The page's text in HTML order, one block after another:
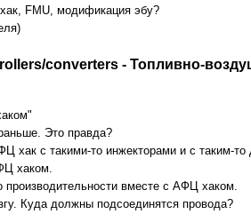
FMU, модификация эбу?
converters - Топливно-
Это правда?
хак с такими-то инжекторами и с таким-
хаком.
производительности вместе с АФЦ хаком.
Куда должны подсоединятся провода?